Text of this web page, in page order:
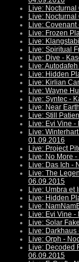
Live:
Live:
Live:
Live: Frozen
Live:
Live: Spiritual
Live: Dive -
Live:
Live: Hidden
Live: Kirlian
Live: Wayne
Live: Syntec -
Live: Near
Live: Still
Live: Evi Vine
Live:
01.09.2016
Live: Project
Live: No More
Live: Das Ich -
Live: The
06.09.2015
Live: Umbra et
Live: Hidden
Live:
Live: Evi Vine
Live: Solar
Live:
Live: Orph -
Live: Decoded
06.09.2015